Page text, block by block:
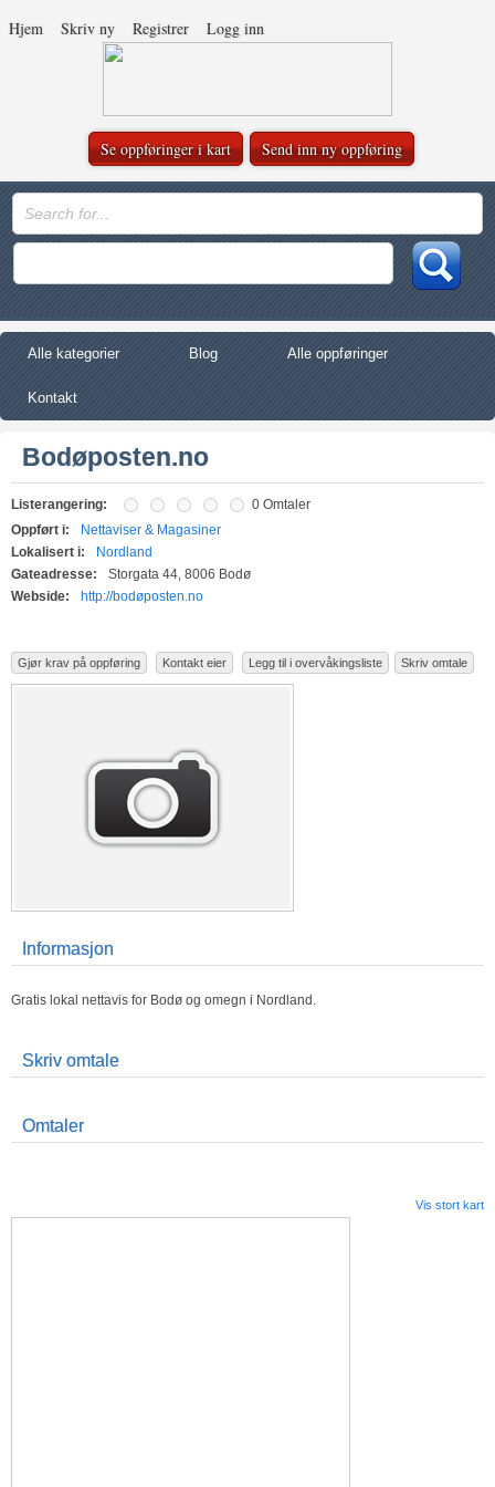
Hjem Skriv ny Registrer Logg inn
Se oppføringer i kart Send inn ny oppføring
Alle kategorier Blog Alle oppføringer
Kontakt
Bodøposten.no
Listerangering:
0 Omtaler
Oppført i:
Nettaviser & Magasiner
Lokalisert i:
Nordland
Gateadresse:
Storgata 44, 8006 Bodø
Webside:
http://bodøposten.no
Gjør krav på oppføring Kontakt eier Legg til i overvåkingsliste Skriv omtale
Informasjon
Gratis lokal nettavis for Bodø og omegn i Nordland.
Skriv omtale
Omtaler
Vis stort kart